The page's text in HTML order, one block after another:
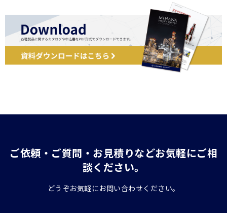
ご依頼・ご質問・お見積りなどお気軽にご相
談ください。
どうぞお気軽にお問い合わせください。